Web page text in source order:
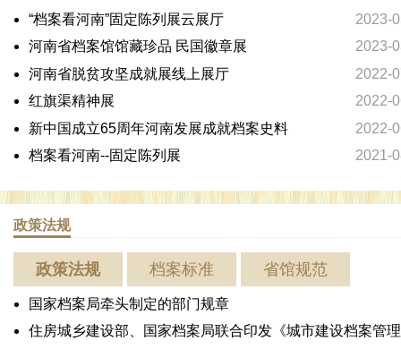
“档案看河南”固定陈列展云展厅
2023-
河南省档案馆馆藏珍品 民国徽章展
2023-
河南省脱贫攻坚成就展线上展厅
2022-
红旗渠精神展
2022-
新中国成立65周年河南发展成就档案史料
2022-
档案看河南--固定陈列展
2021-
政策法规
政策法规 档案标准 省馆规范
国家档案局牵头制定的部门规章
住房城乡建设部、国家档案局联合印发《城市建设档案管